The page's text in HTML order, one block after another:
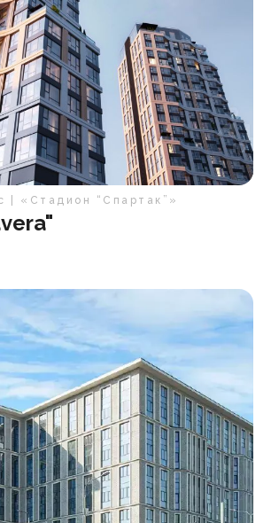
| «Стадион “Спартак”»